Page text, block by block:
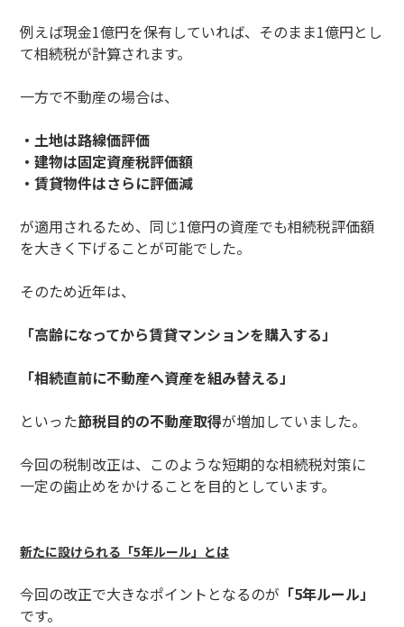
例えば現金1億円を保有していれば、そのまま1億円とし
て相続税が計算されます。
一方で不動産の場合は、
・土地は路線価評価
・建物は固定資産税評価額
・賃貸物件はさらに評価減
が適用されるため、同じ1億円の資産でも相続税評価額
を大きく下げることが可能でした。
そのため近年は、
「高齢になってから賃貸マンションを購入する」
「相続直前に不動産へ資産を組み替える」
といった節税目的の不動産取得が増加していました。
今回の税制改正は、このような短期的な相続税対策に
一定の歯止めをかけることを目的としています。
新たに設けられる「5年ルール」とは
今回の改正で大きなポイントとなるのが 「5年ルール」
です。